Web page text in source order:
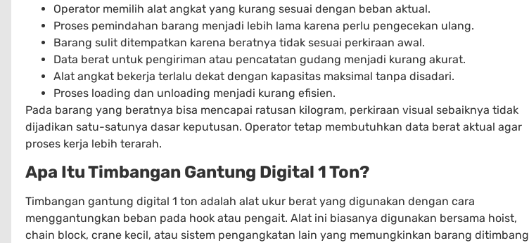
Operator memilih alat angkat yang kurang sesuai dengan beban aktual.
Proses pemindahan barang menjadi lebih lama karena perlu pengecekan ulang.
Barang sulit ditempatkan karena beratnya tidak sesuai perkiraan awal.
Data berat untuk pengiriman atau pencatatan gudang menjadi kurang akurat.
Alat angkat bekerja terlalu dekat dengan kapasitas maksimal tanpa disadari.
Proses loading dan unloading menjadi kurang efisien.
Pada barang yang beratnya bisa mencapai ratusan kilogram, perkiraan visual sebaiknya tidak
dijadikan satu-satunya dasar keputusan. Operator tetap membutuhkan data berat aktual agar
proses kerja lebih terarah.
Apa Itu Timbangan Gantung Digital 1 Ton?
Timbangan gantung digital 1 ton adalah alat ukur berat yang digunakan dengan cara
menggantungkan beban pada hook atau pengait. Alat ini biasanya digunakan bersama hoist,
chain block, crane kecil, atau sistem pengangkatan lain yang memungkinkan barang ditimbang